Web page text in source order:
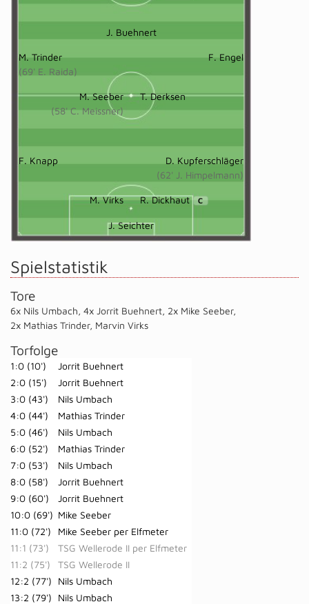
J. Buehnert
M. Trinder
(69' E. Raida)
F. Engel
M. Seeber
(58' C. Meissner)
T. Derksen
F. Knapp
D. Kupferschläger
(62' J. Himpelmann)
M. Virks R. Dickhaut C
J. Seichter
Spielstatistik
Tore
6x Nils Umbach, 4x Jorrit Buehnert, 2x Mike Seeber,
2x Mathias Trinder, Marvin Virks
Torfolge
1:0 (10')
Jorrit Buehnert
2:0 (15')
Jorrit Buehnert
3:0 (43')
Nils Umbach
4:0 (44')
Mathias Trinder
5:0 (46')
Nils Umbach
6:0 (52')
Mathias Trinder
7:0 (53')
Nils Umbach
8:0 (58')
Jorrit Buehnert
9:0 (60')
Jorrit Buehnert
10:0 (69') Mike Seeber
11:0 (72')
Mike Seeber per Elfmeter
11:1 (73')
TSG Wellerode II per Elfmeter
11:2 (75')
TSG Wellerode II
12:2 (77')
Nils Umbach
13:2 (79')
Nils Umbach